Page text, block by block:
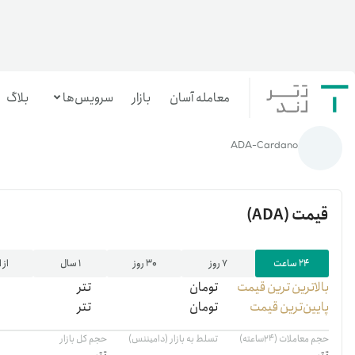
معامله آسان بازار سرویس‌ها
بازار تترلند
سرمایه‌گذاری آسان
بلاگ خانه رمزارزها/ قیمت کاردانو (ADA) | خرید Cardano | قیمت لحظه‌ای کاردانو (Cardano|ADA)
ADA-Cardano
قیمت(ADA)
۲۴ ساعت ۷ روز ۳۰ روز ۱ سال
بالاترین ‌ترین قیمت تومان
تتر
پایین‌ترین قیمت
تومان تتر
حجم معاملات (۲۴ساعته) تسلط به بازار (دامیننس) حجم کل بازار